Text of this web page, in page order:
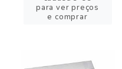
para ver preços
e comprar